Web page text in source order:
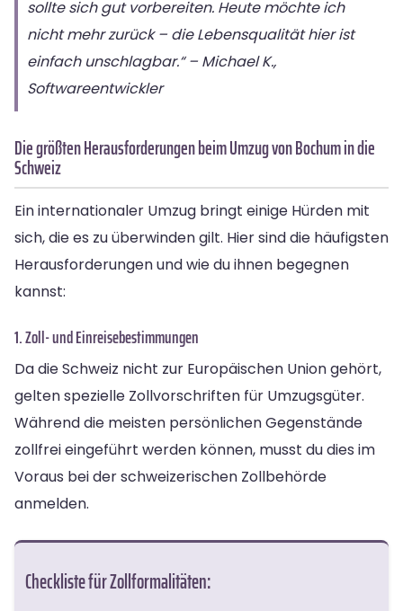
sollte sich gut vorbereiten. Heute möchte ich
nicht mehr zurück – die Lebensqualität hier ist
einfach unschlagbar.“ – Michael K.,
Softwareentwickler
Die größten Herausforderungen beim Umzug von Bochum in die
Schweiz
Ein internationaler Umzug bringt einige Hürden mit
sich, die es zu überwinden gilt. Hier sind die häufigsten
Herausforderungen und wie du ihnen begegnen
kannst:
1. Zoll- und Einreisebestimmungen
Da die Schweiz nicht zur Europäischen Union gehört,
gelten spezielle Zollvorschriften für Umzugsgüter.
Während die meisten persönlichen Gegenstände
zollfrei eingeführt werden können, musst du dies im
Voraus bei der schweizerischen Zollbehörde
anmelden.
Checkliste für Zollformalitäten: